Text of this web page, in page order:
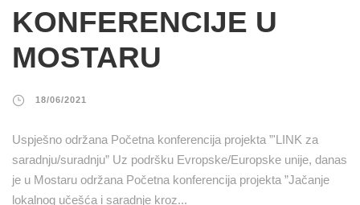
KONFERENCIJE U
MOSTARU
18/06/2021
Uspješno održana Početna konferencija projekta ”'LINK za
saradnju/suradnju” Uz podršku Evropske/Europske unije, danas
je u Mostaru održana Početna konferencija projekta ”Jačanje
lokalnog učešća i saradnje kroz...